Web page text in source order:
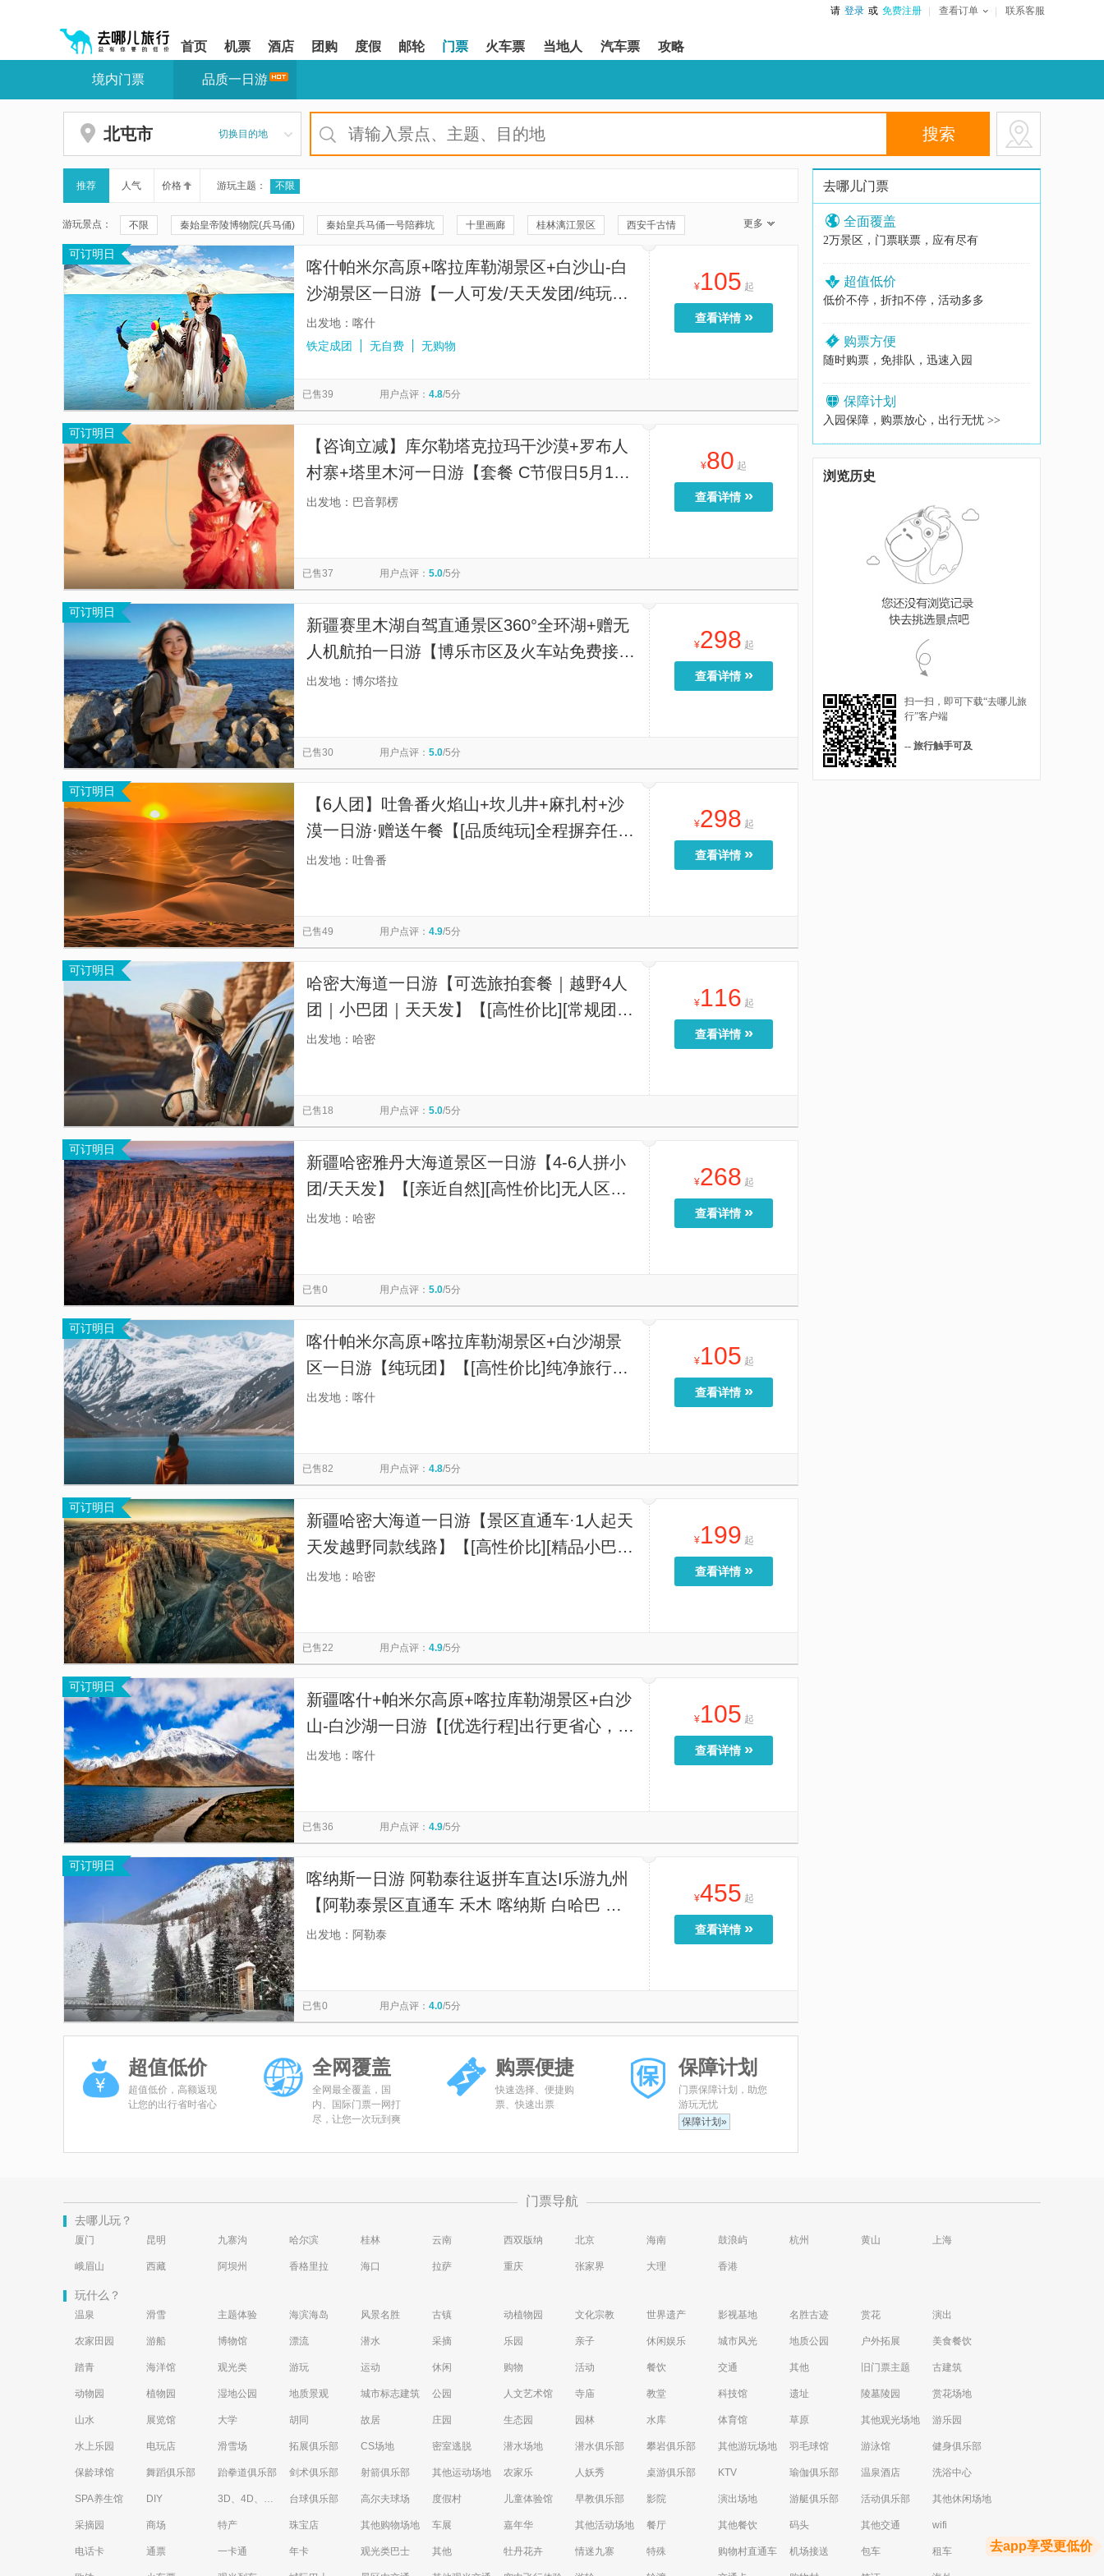
您
站
区,
本
有
6
模
块,
按
下
Tab
键
浏
览
信
息
请 登录 或 免费注册 查看订单 联系客服
首页 机票 酒店 团购 度假 邮轮 门票 火车票 当地人 汽车票 攻略
您
站
区
境内门票 品质一日游
北屯市 切换目的地
推荐 人气 价格 游玩主题： 不限
游玩景点： 不限 秦始皇帝陵博物院(兵马俑) 秦始皇兵马俑一号陪葬坑 十里画廊 桂林漓江景区 西安千古情
秦兵马俑三号坑遗址 华清宫 20元人民币背景观景台
兴坪古镇 秦兵马俑二号坑遗址大厅 遇龙河景区 《长恨歌》演出 遇龙河竹筏漂游 珠海渔女
珠海大剧院 周庄 周庄沈厅 故宫博物院
福建土楼(南靖)云水谣景区-怀远楼 福建土楼(南靖)云水谣景区-和贵楼
慕田峪长城 西安事变旧址五间厅
秦始皇帝陵博物院-丽山园 星光大道 圆明园
佛山市祖庙博物馆 天坛公园
更多
可订明日
喀什帕米尔高原+喀拉库勒湖景区+白沙山-白
沙湖景区一日游【一人可发/天天发团/纯玩无
购物/】
出发地：喀什
铁定成团
无自费 无购物
¥105 起
查看详情 »
已售39 用户点评： 4.8/5分
可订明日
【咨询立减】库尔勒塔克拉玛干沙漠+罗布人
村寨+塔里木河一日游【套餐 C节假日5月1日
10月1日市区免费接送。库尔勒市区火车站，
出发地：巴音郭楞
¥80 起
查看详情 »
已售37 用户点评： 5.0/5分
可订明日
新疆赛里木湖自驾直通景区360°全环湖+赠无
人机航拍一日游【博乐市区及火车站免费接
送】
出发地：博尔塔拉
¥298 起
查看详情 »
已售30 用户点评： 5.0/5分
可订明日
【6人团】吐鲁番火焰山+坎儿井+麻扎村+沙
漠一日游·赠送午餐【[品质纯玩]全程摒弃任何
购物安排，专注于重现旅行的本真】
出发地：吐鲁番
¥298 起
查看详情 »
已售49 用户点评： 4.9/5分
可订明日
哈密大海道一日游【可选旅拍套餐｜越野4人
团｜小巴团｜天天发】【[高性价比][常规团]-
[穿越团]-[星空团]，打卡魔鬼城+核心区网红
出发地：哈密
¥116 起
查看详情 »
已售18 用户点评： 5.0/5分
可订明日
新疆哈密雅丹大海道景区一日游【4-6人拼小
团/天天发】【[亲近自然][高性价比]无人区、
大海道雅丹地貌一网打尽】
出发地：哈密
¥268 起
查看详情 »
已售0 用户点评： 5.0/5分
可订明日
喀什帕米尔高原+喀拉库勒湖景区+白沙湖景
区一日游【纯玩团】【[高性价比]纯净旅行！
拒绝购物、家访，带着纯净的心情享受旅
出发地：喀什
¥105 起
查看详情 »
已售82 用户点评： 4.8/5分
可订明日
新疆哈密大海道一日游【景区直通车·1人起天
天发越野同款线路】【[高性价比][精品小巴
团][一人一正座]，打卡魔鬼城+打卡大海道核
出发地：哈密
¥199 起
查看详情 »
已售22 用户点评： 4.9/5分
可订明日
新疆喀什+帕米尔高原+喀拉库勒湖景区+白沙
山-白沙湖一日游【[优选行程]出行更省心，保
证每天都发团，带您景区畅玩！】
出发地：喀什
¥105 起
查看详情 »
已售36 用户点评： 4.9/5分
可订明日
喀纳斯一日游 阿勒泰往返拼车直达I乐游九州
【阿勒泰景区直通车 禾木 喀纳斯 白哈巴 全
天候双向发车】
出发地：阿勒泰
¥455 起
查看详情 »
已售0 用户点评： 4.0/5分
超值低价
超值低价，高额返现
让您的出行省时省心
全网覆盖
全网最全覆盖，国
内、国际门票一网打
尽，让您一次玩到爽
购票便捷
快速选择、便捷购
票、快速出票
保障计划
门票保障计划，助您
游玩无忧
保障计划»
去哪儿门票
全面覆盖
2万景区，门票联票，应有尽有
超值低价
低价不停，折扣不停，活动多多
购票方便
随时购票，免排队，迅速入园
保障计划
入园保障，购票放心，出行无忧 >>
浏览历史
扫一扫，即可下载“去哪儿旅
行”客户端
-- 旅行触手可及
门票导航
去哪儿玩？
厦门 昆明 九寨沟 哈尔滨 桂林 云南 西双版纳 北京 海南 鼓浪屿 杭州 黄山 上海
峨眉山 西藏 阿坝州 香格里拉 海口 拉萨 重庆 张家界 大理 香港
玩什么？
温泉 滑雪 主题体验 海滨海岛 风景名胜 古镇 动植物园 文化宗教 世界遗产 影视基地 名胜古迹 赏花 演出
农家田园 游船 博物馆 漂流 潜水 采摘 乐园 亲子 休闲娱乐 城市风光 地质公园 户外拓展 美食餐饮
踏青 海洋馆 观光类 游玩 运动 休闲 购物 活动 餐饮 交通 其他 旧门票主题 古建筑
动物园 植物园 湿地公园 地质景观 城市标志建筑 公园 人文艺术馆 寺庙 教堂 科技馆 遗址 陵墓陵园 赏花场地
山水 展览馆 大学 胡同 故居 庄园 生态园 园林 水库 体育馆 草原 其他观光场地 游乐园
水上乐园 电玩店 滑雪场 拓展俱乐部 CS场地 密室逃脱 潜水场地 潜水俱乐部 攀岩俱乐部 其他游玩场地 羽毛球馆 游泳馆 健身俱乐部
保龄球馆 舞蹈俱乐部 跆拳道俱乐部 剑术俱乐部 射箭俱乐部 其他运动场地 农家乐 人妖秀 桌游俱乐部 KTV 瑜伽俱乐部 温泉酒店 洗浴中心
SPA养生馆 DIY 3D、4D、5D艺术体验馆 台球俱乐部 高尔夫球场 度假村 儿童体验馆 早教俱乐部 影院 演出场地 游艇俱乐部 活动俱乐部 其他休闲场地
采摘园 商场 特产 珠宝店 其他购物场地 车展 嘉年华 其他活动场地 餐厅 其他餐饮 码头 其他交通 wifi
电话卡 通票 一卡通 年卡 观光类巴士 其他 牡丹花卉 情迷九寨 特殊 购物村直通车 机场接送 包车 租车 去app享受更低价